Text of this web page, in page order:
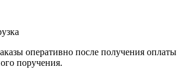
оперативно после получения оплаты
поручения.